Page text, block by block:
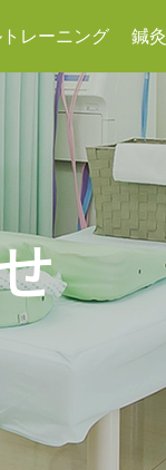
レーニング 鍼灸